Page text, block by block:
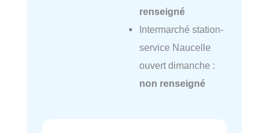
renseigné
Intermarché station-
service Naucelle
ouvert dimanche :
non renseigné